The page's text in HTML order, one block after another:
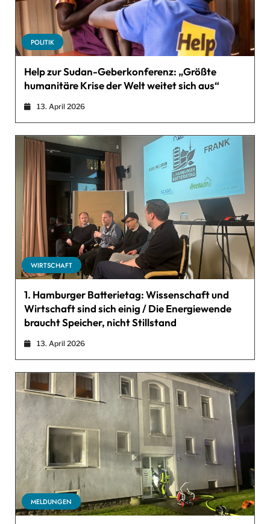
POLITIK
Help zur Sudan-Geberkonferenz: „Größte
humanitäre Krise der Welt weitet sich aus“
13. April 2026
WIRTSCHAFT
1. Hamburger Batterietag: Wissenschaft und
Wirtschaft sind sich einig / Die Energiewende
braucht Speicher, nicht Stillstand
13. April 2026
MELDUNGEN